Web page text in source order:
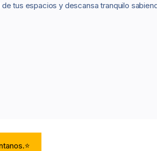
tus espacios y descansa tranquilo